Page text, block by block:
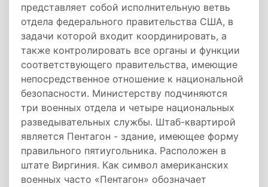
представляет собой исполнительную ветвь
отдела федерального правительства США, в
задачи которой входит координировать, а
также контролировать все органы и функции
соответствующего правительства, имеющие
непосредственное отношение к национальной
безопасности. Министерству подчиняются
три военных отдела и четыре национальных
разведывательных службы. Штаб-квартирой
является Пентагон - здание, имеющее форму
правильного пятиугольника. Расположен в
штате Виргиния. Как символ американских
военных часто «Пентагон» обозначает